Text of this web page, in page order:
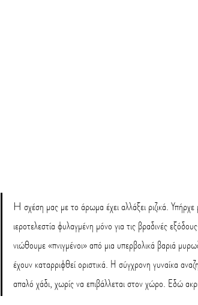
H σχέση μας με το άρωμα έχει αλλάξει ριζικά.
ιεροτελεστία φυλαγμένη μόνο για τις βραδινές
νιώθουμε «πνιγμένοι» από μια υπερβολικά βαριά
έχουν καταρριφθεί οριστικά. Η σύγχρονη γυναίκα
απαλό χάδι, χωρίς να επιβάλλεται στον χώρο. Εδώ